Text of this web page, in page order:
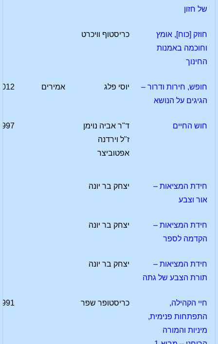
של חזון
חוזק [כוח], אומץ
וחוכמה באמנות
החינוך
כריסטוף וויכרט
חופש, חירות ודרור –
הגיגים על הנושא
יוסי פלג אמירים
חוש החיים
ד"ר אביה נוימן
ז"ל וירדנה
אפטוביצר
חידת המציאות –
אור וצבע
יצחק בר יונה
חידת המציאות –
הקדמה לספר
יצחק בר יונה
חידת המציאות –
תורת הצבע של גתה
יצחק בר יונה
חיי הקהילה,
התפתחות פנימית,
מיניות והמורה
כריסטופר שפר